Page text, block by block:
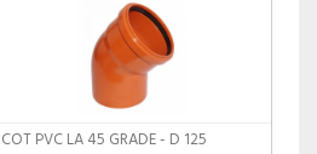
COT PVC LA 45 GRADE - D 125